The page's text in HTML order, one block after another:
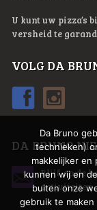
U kunt uw pizza’s
versheid te
VOLG DA
DA BRUNO
Blijf op de
activiteiten.
Da Bruno
technieken)
makkelijker en
kunnen wij en
buiten onze
gebruik te